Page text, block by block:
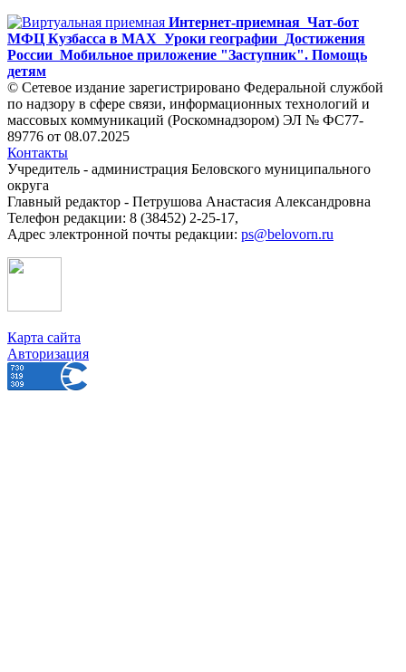
Интернет-приемная Чат-бот
МФЦ Кузбасса в MAX Уроки географии Достижения
России Мобильное приложение "Заступник". Помощь
детям
© Сетевое издание зарегистрировано Федеральной службой
по надзору в сфере связи, информационных технологий и
массовых коммуникаций (Роскомнадзором) ЭЛ № ФС77-
89776 от 08.07.2025
Контакты
Учредитель - администрация Беловского муниципального
округа
Главный редактор - Петрушова Анастасия Александровна
Телефон редакции: 8 (38452) 2-25-17,
Адрес электронной почты редакции: ps@belovorn.ru
Карта сайта
Авторизация